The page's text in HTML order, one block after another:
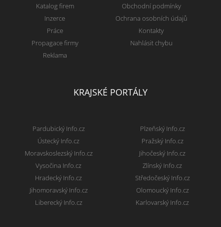
Katalog firem
Inzerce
Práce
Propagace firmy
Reklama
Obchodní podmínky
Ochrana osobních údajů
Kontakty
Nahlásit chybu
KRAJSKÉ PORTÁLY
Pardubický Info.cz
Ústecký Info.cz
Moravskoslezský Info.cz
Vysočina Info.cz
Hradecký Info.cz
Jihomoravský Info.cz
Liberecký Info.cz
Plzeňský Info.cz
Pražský Info.cz
Jihočeský Info.cz
Zlínský Info.cz
Středočeský Info.cz
Olomoucký Info.cz
Karlovarský Info.cz